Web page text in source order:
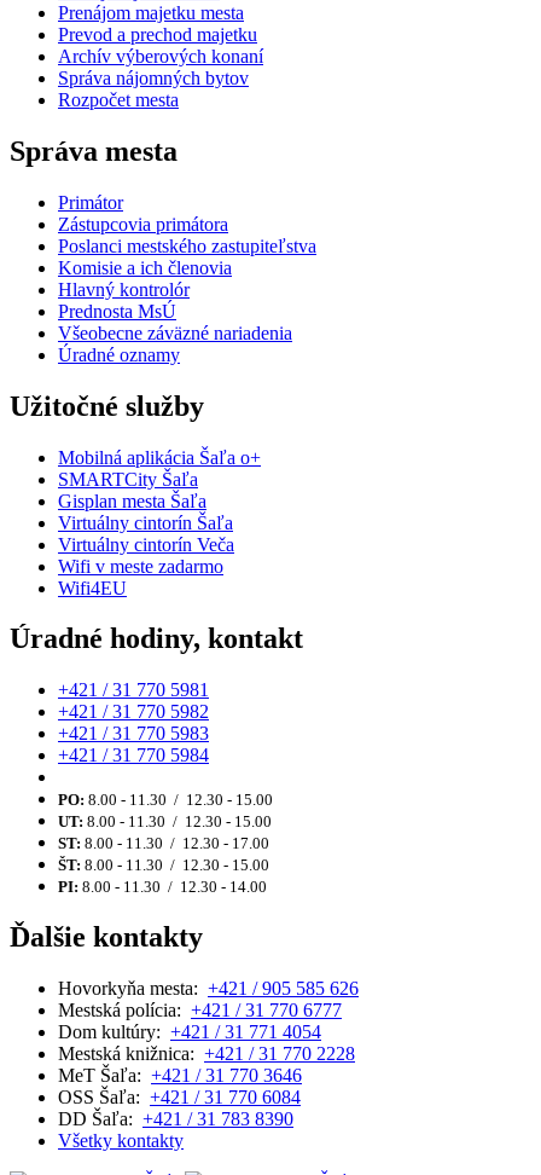
Prenájom majetku mesta
Prevod a prechod majetku
Archív výberových konaní
Správa nájomných bytov
Rozpočet mesta
Správa mesta
Primátor
Zástupcovia primátora
Poslanci mestského zastupiteľstva
Komisie a ich členovia
Hlavný kontrolór
Prednosta MsÚ
Všeobecne záväzné nariadenia
Úradné oznamy
Užitočné služby
Mobilná aplikácia Šaľa o+
SMARTCity Šaľa
Gisplan mesta Šaľa
Virtuálny cintorín Šaľa
Virtuálny cintorín Veča
Wifi v meste zadarmo
Wifi4EU
Úradné hodiny, kontakt
+421 / 31 770 5981
+421 / 31 770 5982
+421 / 31 770 5983
+421 / 31 770 5984
PO: 8.00 - 11.30 / 12.30 - 15.00
UT: 8.00 - 11.30 / 12.30 - 15.00
ST: 8.00 - 11.30 / 12.30 - 17.00
ŠT: 8.00 - 11.30 / 12.30 - 15.00
PI: 8.00 - 11.30 / 12.30 - 14.00
Ďalšie kontakty
Hovorkyňa mesta: +421 / 905 585 626
Mestská polícia: +421 / 31 770 6777
Dom kultúry: +421 / 31 771 4054
Mestská knižnica: +421 / 31 770 2228
MeT Šaľa: +421 / 31 770 3646
OSS Šaľa: +421 / 31 770 6084
DD Šaľa: +421 / 31 783 8390
Všetky kontakty